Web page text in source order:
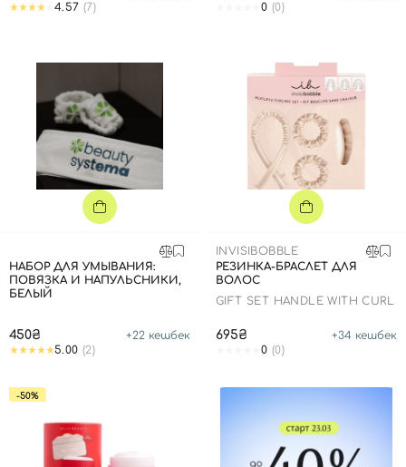
4.57 (7)
0 (0)
НАБОР ДЛЯ УМЫВАНИЯ:
ПОВЯЗКА И НАПУЛЬСНИКИ,
БЕЛЫЙ
450₴ +22 кешбек
5.00 (2)
INVISIBOBBLE
РЕЗИНКА-БРАСЛЕТ ДЛЯ
ВОЛОС
GIFT SET HANDLE WITH CURL
695₴ +34 кешбек
0 (0)
-50%